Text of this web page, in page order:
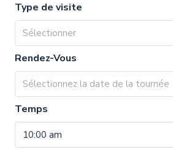
Type de visite
Sélectionner
Rendez-Vous
Sélectionnez la date de la tournée
Temps
10:00 am